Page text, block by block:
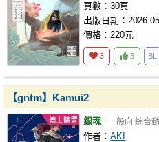
頁數：30頁
出版日期：2026-
價格：220元
3 3 BL
【gntm】Kamui2
銀魂 一般向 綜合
作者：AKI